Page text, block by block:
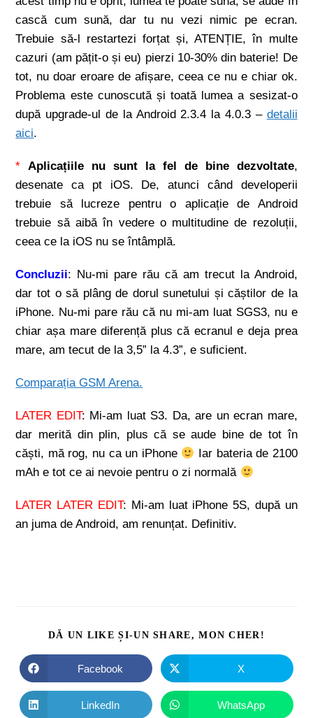
cască cum sună, dar tu nu vezi nimic pe ecran.
Trebuie să-l restartezi forțat și, ATENȚIE, în multe
cazuri (am pățit-o și eu) pierzi 10-30% din baterie! De
tot, nu doar eroare de afișare, ceea ce nu e chiar ok.
Problema este cunoscută și toată lumea a sesizat-o
după upgrade-ul de la Android 2.3.4 la 4.0.3 – detalii
aici.
* Aplicațiile nu sunt la fel de bine dezvoltate,
desenate ca pt iOS. De, atunci când developerii
trebuie să lucreze pentru o aplicație de Android
trebuie să aibă în vedere o multitudine de rezoluții,
ceea ce la iOS nu se întâmplă.
Concluzii: Nu-mi pare rău că am trecut la Android,
dar tot o să plâng de dorul sunetului și căștilor de la
iPhone. Nu-mi pare rău că nu mi-am luat SGS3, nu e
chiar așa mare diferență plus că ecranul e deja prea
mare, am tecut de la 3,5” la 4.3”, e suficient.
Comparația GSM Arena.
LATER EDIT: Mi-am luat S3. Da, are un ecran mare,
dar merită din plin, plus că se aude bine de tot în
căști, mă rog, nu ca un iPhone
Iar bateria de 2100
mAh e tot ce ai nevoie pentru o zi normală
LATER LATER EDIT: Mi-am luat iPhone 5S, după un
an juma de Android, am renunțat. Definitiv.
DĂ UN LIKE ȘI-UN SHARE, MON CHER!
Facebook X
LinkedIn WhatsApp